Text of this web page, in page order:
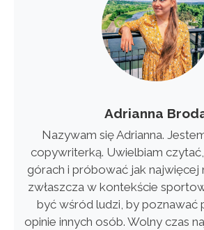
Adrianna
Nazywam się Adrianna.
copywriterką. Uwielbiam
górach i próbować jak najwięcej
zwłaszcza w kontekście
być wśród ludzi, by poznawać
opinie innych osób. Wolny czas